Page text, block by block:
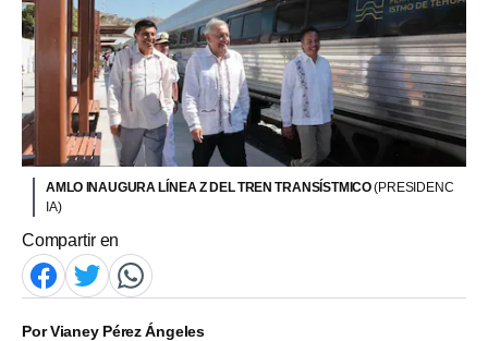
AMLO INAUGURA LÍNEA Z DEL TREN TRANSÍSTMICO(PRESIDENC
IA)
Compartir en
PorVianey Pérez Ángeles